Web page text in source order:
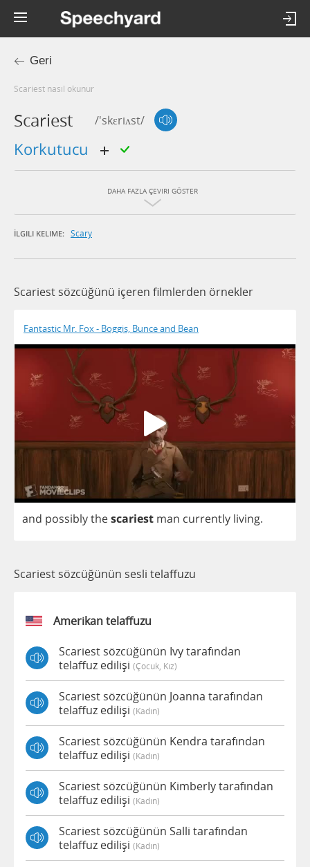
Geri
scariest nasıl okunur
Scariest /'skɛriʌst/
korkutucu
DAHA FAZLA ÇEVIRI GÖSTER
İLGILI KELIME: Scary
Scariest sözcüğünü içeren filmlerden örnekler
Fantastic Mr. Fox - Boggis, Bunce and Bean
and possiblythescariest man currently living.
Scariest sözcüğünün sesli telaffuzu
Amerikan telaffuzu
Scariest sözcüğünün Ivy tarafından
telaffuz edilişi (çocuk, Kız)
Scariest sözcüğünün Joanna tarafından
telaffuz edilişi (kadın)
Scariest sözcüğünün Kendra tarafından
telaffuz edilişi (kadın)
Scariest sözcüğünün Kimberly tarafından
telaffuz edilişi (kadın)
Scariest sözcüğünün Salli tarafından
telaffuz edilişi (kadın)